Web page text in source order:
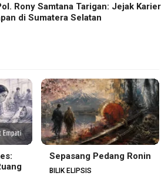
Rony Samtana Tarigan: Jejak Karier
di Sumatera Selatan
Sepasang Pedang Ronin
BILIK ELIPSIS